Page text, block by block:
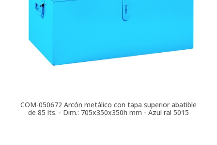
COM-050672 Arcón metálico con tapa superior abatible
de 85 lts. - Dim.: 705x350x350h mm - Azul ral 5015